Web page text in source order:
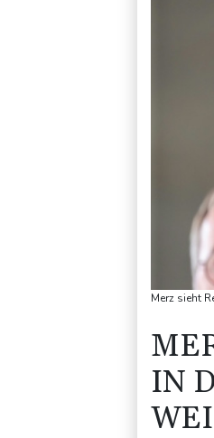
Merz sieht
IN